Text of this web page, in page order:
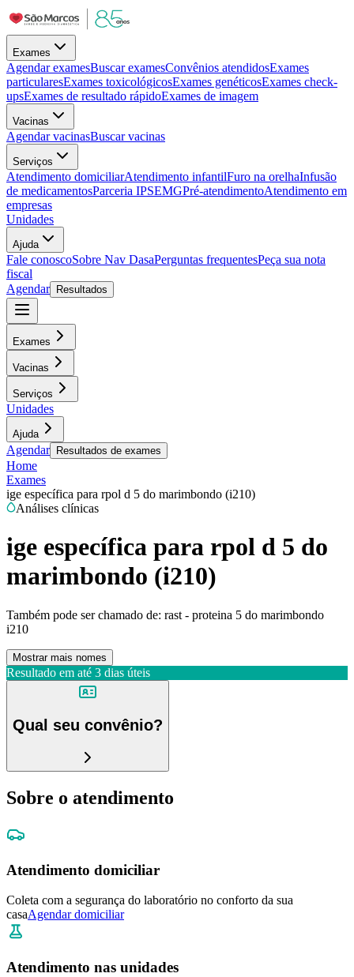
Exames
Agendar examesBuscar examesConvênios atendidosExames
particularesExames toxicológicosExames genéticosExames check-
upsExames de resultado rápidoExames de imagem
Vacinas
Agendar vacinasBuscar vacinas
Serviços
Atendimento domiciliarAtendimento infantilFuro na orelhaInfusão
de medicamentosParceria IPSEMGPré-atendimentoAtendimento em
empresas
Unidades
Ajuda
Fale conoscoSobre Nav DasaPerguntas frequentesPeça sua nota
fiscal
Agendar
Resultados
Exames
Vacinas
Serviços
Unidades
Ajuda
Agendar Resultados de exames
Home
Exames
ige específica para rpol d 5 do marimbondo (i210)
Análises clínicas
ige específica para rpol d 5 do
marimbondo (i210)
Também pode ser chamado de: rast - proteina 5 do marimbondo
i210
Mostrar mais nomes
Resultado em até 3 dias úteis
Qual seu convênio?
Sobre o atendimento
Atendimento domiciliar
Coleta com a segurança do laboratório no conforto da sua
casaAgendar domiciliar
Atendimento nas unidades